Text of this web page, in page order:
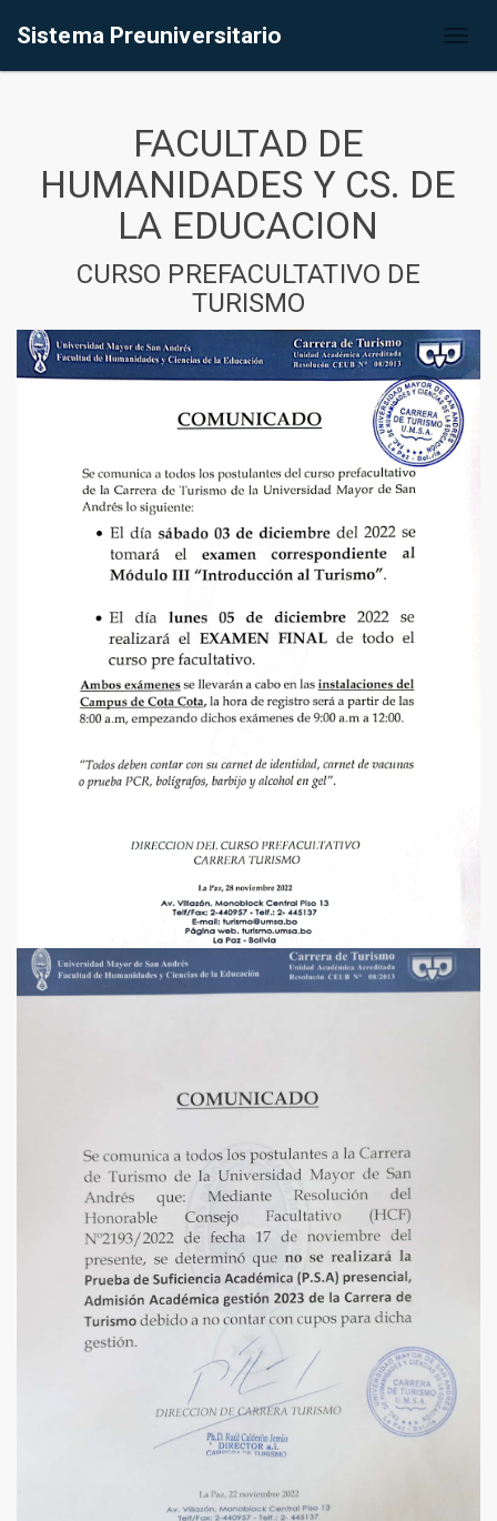
Sistema Preuniversitario
FACULTAD DE
HUMANIDADES Y CS. DE
LA EDUCACION
CURSO PREFACULTATIVO DE
TURISMO